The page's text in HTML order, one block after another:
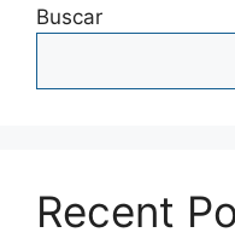
Buscar
Recent